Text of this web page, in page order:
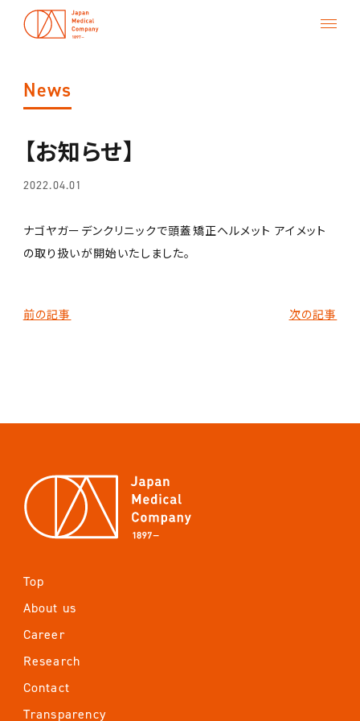
Top
About us
Career
Research
Contact
Privacy Policy
JP EN
News
【お知らせ】
2022.04.01
ナゴヤガーデンクリニックで頭蓋矯正ヘルメット アイメット
の取り扱いが開始いたしました。
前の記事 次の記事
Top
About us
Career
Research
Contact
Transparency